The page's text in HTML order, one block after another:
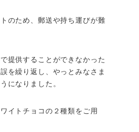
のため、郵送や持ち運びが難
提供することができなかった
を繰り返し、やっとみなさま
になりました。
イトチョコの２種類をご用